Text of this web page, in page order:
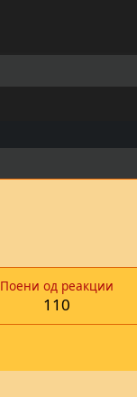
Поени од реакции
110